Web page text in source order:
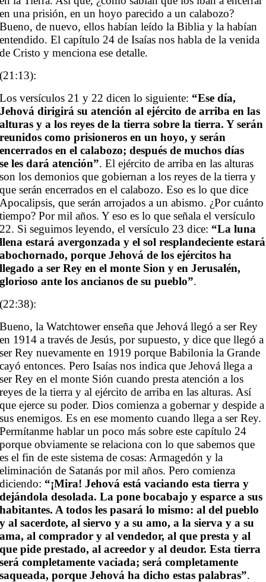
en una prisión, en un hoyo parecido a un calabozo?
Bueno, de nuevo, ellos habían leído la Biblia y la habían
entendido. El capítulo 24 de Isaías nos habla de la venida
de Cristo y menciona ese detalle.
(21:13):
Los versículos 21 y 22 dicen lo siguiente: “Ese día,
Jehová dirigirá su atención al ejército de arriba en las
alturas y a los reyes de la tierra sobre la tierra. Y serán
reunidos como prisioneros en un hoyo, y serán
encerrados en el calabozo; después de muchos días
se les dará atención”. El ejército de arriba en las alturas
son los demonios que gobiernan a los reyes de la tierra y
que serán encerrados en el calabozo. Eso es lo que dice
Apocalipsis, que serán arrojados a un abismo. ¿Por cuánto
tiempo? Por mil años. Y eso es lo que señala el versículo
22. Si seguimos leyendo, el versículo 23 dice: “La luna
llena estará avergonzada y el sol resplandeciente estará
abochornado, porque Jehová de los ejércitos ha
llegado a ser Rey en el monte Sion y en Jerusalén,
glorioso ante los ancianos de su pueblo”.
(22:38):
Bueno, la Watchtower enseña que Jehová llegó a ser Rey
en 1914 a través de Jesús, por supuesto, y dice que llegó a
ser Rey nuevamente en 1919 porque Babilonia la Grande
cayó entonces. Pero Isaías nos indica que Jehová llega a
ser Rey en el monte Sión cuando presta atención a los
reyes de la tierra y al ejército de arriba en las alturas. Así
que ejerce su poder. Dios comienza a gobernar y despide a
sus enemigos. Es en ese momento cuando llega a ser Rey.
Permítanme hablar un poco más sobre este capítulo 24
porque obviamente se relaciona con lo que sabemos que
es el fin de este sistema de cosas: Armagedón y la
eliminación de Satanás por mil años. Pero comienza
diciendo: “¡Mira! Jehová está vaciando esta tierra y
dejándola desolada. La pone bocabajo y esparce a sus
habitantes. A todos les pasará lo mismo: al del pueblo
y al sacerdote, al siervo y a su amo, a la sierva y a su
ama, al comprador y al vendedor, al que presta y al
que pide prestado, al acreedor y al deudor. Esta tierra
será completamente vaciada; será completamente
saqueada, porque Jehová ha dicho estas palabras”.